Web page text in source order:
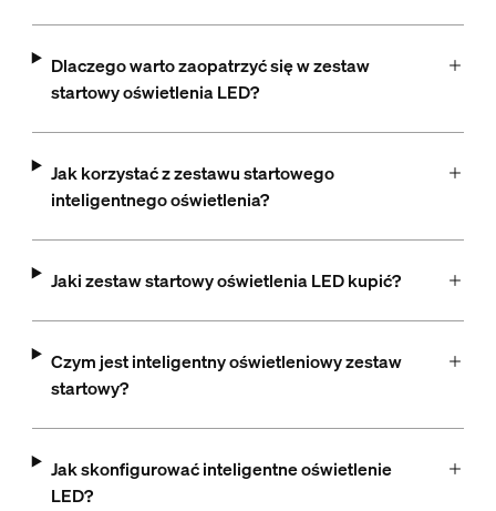
Dlaczego warto zaopatrzyć się w zestaw
startowy oświetlenia LED?
Jak korzystać z zestawu startowego
inteligentnego oświetlenia?
Jaki zestaw startowy oświetlenia LED kupić?
Czym jest inteligentny oświetleniowy zestaw
startowy?
Jak skonfigurować inteligentne oświetlenie
LED?